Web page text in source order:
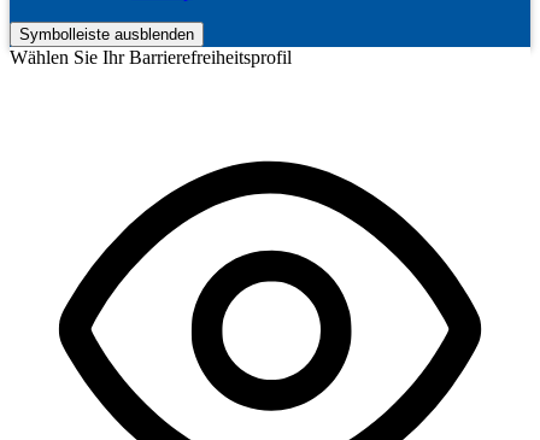
Symbolleiste ausblenden
Wählen Sie Ihr Barrierefreiheitsprofil